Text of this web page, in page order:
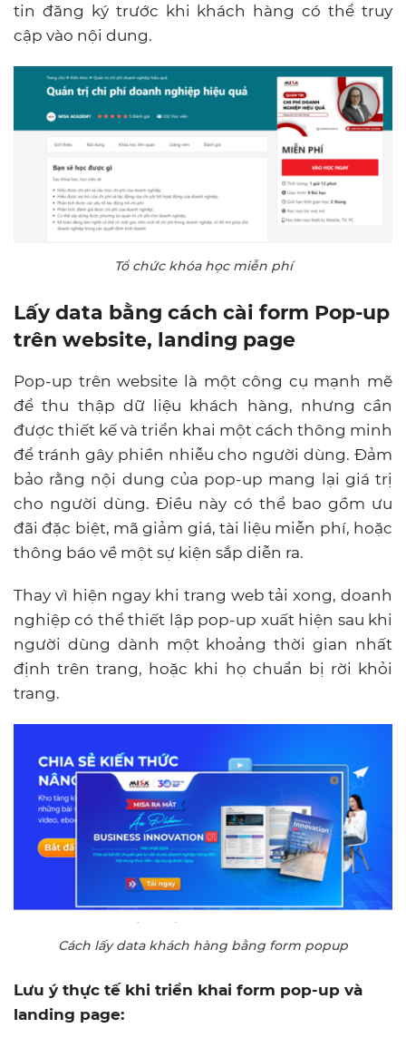
tin đăng ký trước khi khách hàng có thể truy
cập vào nội dung.
Tổ chức khóa học miễn phí
Lấy data bằng cách cài form Pop-up
trên website, landing page
Pop-up trên website là một công cụ mạnh mẽ
để thu thập dữ liệu khách hàng, nhưng cần
được thiết kế và triển khai một cách thông minh
để tránh gây phiền nhiễu cho người dùng. Đảm
bảo rằng nội dung của pop-up mang lại giá trị
cho người dùng. Điều này có thể bao gồm ưu
đãi đặc biệt, mã giảm giá, tài liệu miễn phí, hoặc
thông báo về một sự kiện sắp diễn ra.
Thay vì hiện ngay khi trang web tải xong, doanh
nghiệp có thể thiết lập pop-up xuất hiện sau khi
người dùng dành một khoảng thời gian nhất
định trên trang, hoặc khi họ chuẩn bị rời khỏi
trang.
Cách lấy data khách hàng bằng form popup
Lưu ý thực tế khi triển khai form pop-up và
landing page: